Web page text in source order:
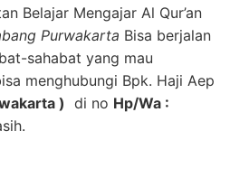
Belajar Mengajar Al Qur’an
Purwakarta Bisa berjalan
sahabat yang mau
menghubungi Bpk. Haji Aep
) di no Hp/Wa :